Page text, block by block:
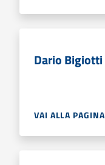
Dario Bigiotti
VAI ALLA PAGINA